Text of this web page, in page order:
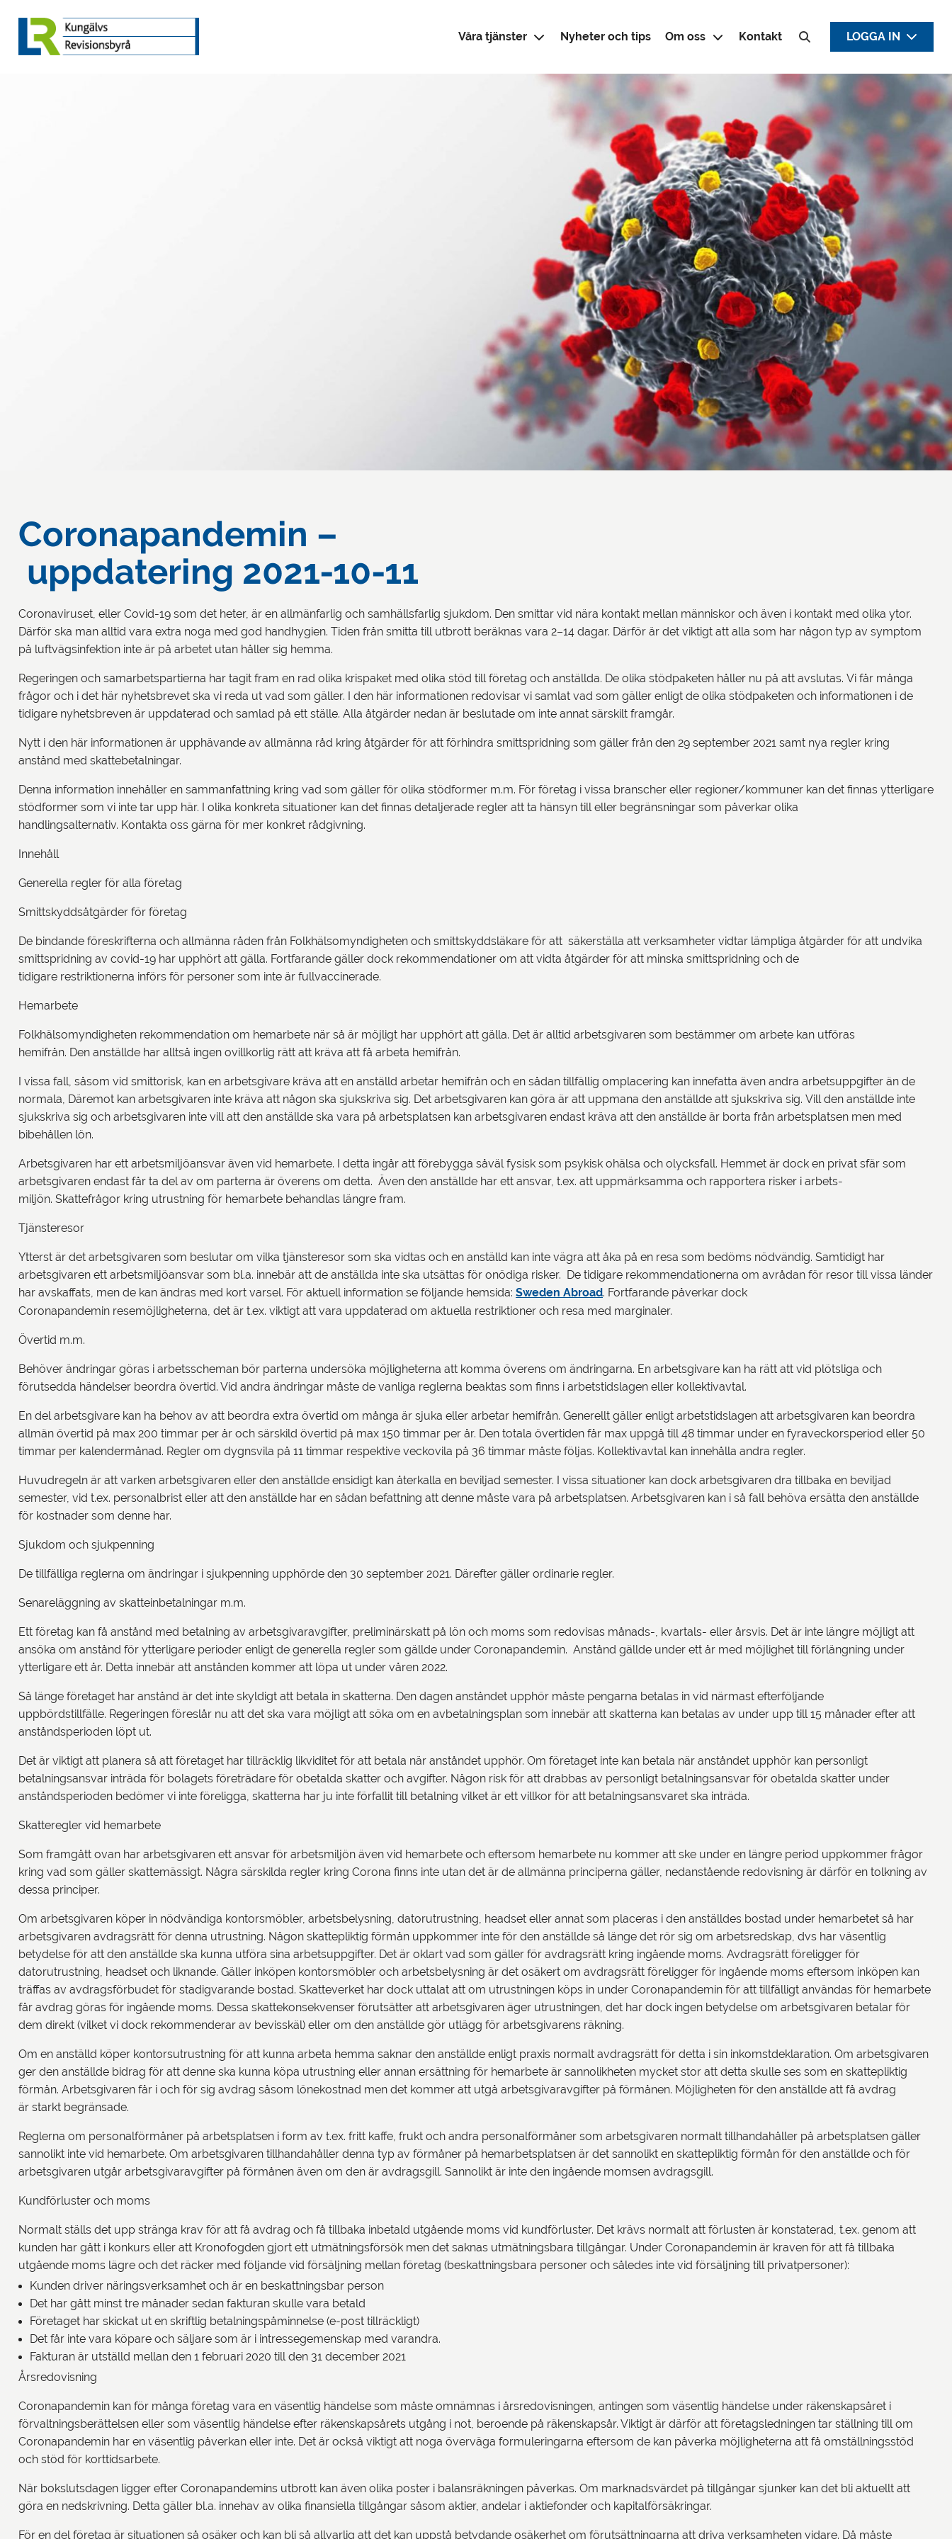
Våra tjänster Nyheter och tips Om oss Kontakt
Sök efter:
LOGGA IN
Coronapandemin –
uppdatering 2021-10-11
Coronaviruset, eller Covid-19 som det heter, är en allmänfarlig och samhällsfarlig sjukdom. Den smittar vid nära kontakt mellan människor och även i kontakt med olika ytor.
Därför ska man alltid vara extra noga med god handhygien. Tiden från smitta till utbrott beräknas vara 2–14 dagar. Därför är det viktigt att alla som har någon typ av symptom
på luftvägsinfektion inte är på arbetet utan håller sig hemma.
Regeringen och samarbetspartierna har tagit fram en rad olika krispaket med olika stöd till företag och anställda. De olika stödpaketen håller nu på att avslutas. Vi får många
frågor och i det här nyhetsbrevet ska vi reda ut vad som gäller. I den här informationen redovisar vi samlat vad som gäller enligt de olika stödpaketen och informationen i de
tidigare nyhetsbreven är uppdaterad och samlad på ett ställe. Alla åtgärder nedan är beslutade om inte annat särskilt framgår.
Nytt i den här informationen är upphävande av allmänna råd kring åtgärder för att förhindra smittspridning som gäller från den 29 september 2021 samt nya regler kring
anstånd med skattebetalningar.
Denna information innehåller en sammanfattning kring vad som gäller för olika stödformer m.m. För företag i vissa branscher eller regioner/kommuner kan det finnas ytterligare
stödformer som vi inte tar upp här. I olika konkreta situationer kan det finnas detaljerade regler att ta hänsyn till eller begränsningar som påverkar olika
handlingsalternativ. Kontakta oss gärna för mer konkret rådgivning.
Innehåll
Generella regler för alla företag
Smittskyddsåtgärder för företag
De bindande föreskrifterna och allmänna råden från Folkhälsomyndigheten och smittskyddsläkare för att säkerställa att verksamheter vidtar lämpliga åtgärder för att undvika
smittspridning av covid-19 har upphört att gälla. Fortfarande gäller dock rekommendationer om att vidta åtgärder för att minska smittspridning och de
tidigare restriktionerna införs för personer som inte är fullvaccinerade.
Hemarbete
Folkhälsomyndigheten rekommendation om hemarbete när så är möjligt har upphört att gälla. Det är alltid arbetsgivaren som bestämmer om arbete kan utföras
hemifrån. Den anställde har alltså ingen ovillkorlig rätt att kräva att få arbeta hemifrån.
I vissa fall, såsom vid smittorisk, kan en arbetsgivare kräva att en anställd arbetar hemifrån och en sådan tillfällig omplacering kan innefatta även andra arbetsuppgifter än de
normala, Däremot kan arbetsgivaren inte kräva att någon ska sjukskriva sig. Det arbetsgivaren kan göra är att uppmana den anställde att sjukskriva sig. Vill den anställde inte
sjukskriva sig och arbetsgivaren inte vill att den anställde ska vara på arbetsplatsen kan arbetsgivaren endast kräva att den anställde är borta från arbetsplatsen men med
bibehållen lön.
Arbetsgivaren har ett arbetsmiljöansvar även vid hemarbete. I detta ingår att förebygga såväl fysisk som psykisk ohälsa och olycksfall. Hemmet är dock en privat sfär som
arbetsgivaren endast får ta del av om parterna är överens om detta. Även den anställde har ett ansvar, t.ex. att uppmärksamma och rapportera risker i arbets-
miljön. Skattefrågor kring utrustning för hemarbete behandlas längre fram.
Tjänsteresor
Ytterst är det arbetsgivaren som beslutar om vilka tjänsteresor som ska vidtas och en anställd kan inte vägra att åka på en resa som bedöms nödvändig. Samtidigt har
arbetsgivaren ett arbetsmiljöansvar som bl.a. innebär att de anställda inte ska utsättas för onödiga risker. De tidigare rekommendationerna om avrådan för resor till vissa länder
har avskaffats, men de kan ändras med kort varsel. För aktuell information se följande hemsida: Sweden Abroad. Fortfarande påverkar dock
Coronapandemin resemöjligheterna, det är t.ex. viktigt att vara uppdaterad om aktuella restriktioner och resa med marginaler.
Övertid m.m.
Behöver ändringar göras i arbetsscheman bör parterna undersöka möjligheterna att komma överens om ändringarna. En arbetsgivare kan ha rätt att vid plötsliga och
förutsedda händelser beordra övertid. Vid andra ändringar måste de vanliga reglerna beaktas som finns i arbetstidslagen eller kollektivavtal.
En del arbetsgivare kan ha behov av att beordra extra övertid om många är sjuka eller arbetar hemifrån. Generellt gäller enligt arbetstidslagen att arbetsgivaren kan beordra
allmän övertid på max 200 timmar per år och särskild övertid på max 150 timmar per år. Den totala övertiden får max uppgå till 48 timmar under en fyraveckorsperiod eller 50
timmar per kalendermånad. Regler om dygnsvila på 11 timmar respektive veckovila på 36 timmar måste följas. Kollektivavtal kan innehålla andra regler.
Huvudregeln är att varken arbetsgivaren eller den anställde ensidigt kan återkalla en beviljad semester. I vissa situationer kan dock arbetsgivaren dra tillbaka en beviljad
semester, vid t.ex. personalbrist eller att den anställde har en sådan befattning att denne måste vara på arbetsplatsen. Arbetsgivaren kan i så fall behöva ersätta den anställde
för kostnader som denne har.
Sjukdom och sjukpenning
De tillfälliga reglerna om ändringar i sjukpenning upphörde den 30 september 2021. Därefter gäller ordinarie regler.
Senareläggning av skatteinbetalningar m.m.
Ett företag kan få anstånd med betalning av arbetsgivaravgifter, preliminärskatt på lön och moms som redovisas månads-, kvartals- eller årsvis. Det är inte längre möjligt att
ansöka om anstånd för ytterligare perioder enligt de generella regler som gällde under Coronapandemin. Anstånd gällde under ett år med möjlighet till förlängning under
ytterligare ett år. Detta innebär att anstånden kommer att löpa ut under våren 2022.
Så länge företaget har anstånd är det inte skyldigt att betala in skatterna. Den dagen anståndet upphör måste pengarna betalas in vid närmast efterföljande
uppbördstillfälle. Regeringen föreslår nu att det ska vara möjligt att söka om en avbetalningsplan som innebär att skatterna kan betalas av under upp till 15 månader efter att
anståndsperioden löpt ut.
Det är viktigt att planera så att företaget har tillräcklig likviditet för att betala när anståndet upphör. Om företaget inte kan betala när anståndet upphör kan personligt
betalningsansvar inträda för bolagets företrädare för obetalda skatter och avgifter. Någon risk för att drabbas av personligt betalningsansvar för obetalda skatter under
anståndsperioden bedömer vi inte föreligga, skatterna har ju inte förfallit till betalning vilket är ett villkor för att betalningsansvaret ska inträda.
Skatteregler vid hemarbete
Som framgått ovan har arbetsgivaren ett ansvar för arbetsmiljön även vid hemarbete och eftersom hemarbete nu kommer att ske under en längre period uppkommer frågor
kring vad som gäller skattemässigt. Några särskilda regler kring Corona finns inte utan det är de allmänna principerna gäller, nedanstående redovisning är därför en tolkning av
dessa principer.
Om arbetsgivaren köper in nödvändiga kontorsmöbler, arbetsbelysning, datorutrustning, headset eller annat som placeras i den anställdes bostad under hemarbetet så har
arbetsgivaren avdragsrätt för denna utrustning. Någon skattepliktig förmån uppkommer inte för den anställde så länge det rör sig om arbetsredskap, dvs har väsentlig
betydelse för att den anställde ska kunna utföra sina arbetsuppgifter. Det är oklart vad som gäller för avdragsrätt kring ingående moms. Avdragsrätt föreligger för
datorutrustning, headset och liknande. Gäller inköpen kontorsmöbler och arbetsbelysning är det osäkert om avdragsrätt föreligger för ingående moms eftersom inköpen kan
träffas av avdragsförbudet för stadigvarande bostad. Skatteverket har dock uttalat att om utrustningen köps in under Coronapandemin för att tillfälligt användas för hemarbete
får avdrag göras för ingående moms. Dessa skattekonsekvenser förutsätter att arbetsgivaren äger utrustningen, det har dock ingen betydelse om arbetsgivaren betalar för
dem direkt (vilket vi dock rekommenderar av bevisskäl) eller om den anställde gör utlägg för arbetsgivarens räkning.
Om en anställd köper kontorsutrustning för att kunna arbeta hemma saknar den anställde enligt praxis normalt avdragsrätt för detta i sin inkomstdeklaration. Om arbetsgivaren
ger den anställde bidrag för att denne ska kunna köpa utrustning eller annan ersättning för hemarbete är sannolikheten mycket stor att detta skulle ses som en skattepliktig
förmån. Arbetsgivaren får i och för sig avdrag såsom lönekostnad men det kommer att utgå arbetsgivaravgifter på förmånen. Möjligheten för den anställde att få avdrag
är starkt begränsade.
Reglerna om personalförmåner på arbetsplatsen i form av t.ex. fritt kaffe, frukt och andra personalförmåner som arbetsgivaren normalt tillhandahåller på arbetsplatsen gäller
sannolikt inte vid hemarbete. Om arbetsgivaren tillhandahåller denna typ av förmåner på hemarbetsplatsen är det sannolikt en skattepliktig förmån för den anställde och för
arbetsgivaren utgår arbetsgivaravgifter på förmånen även om den är avdragsgill. Sannolikt är inte den ingående momsen avdragsgill.
Kundförluster och moms
Normalt ställs det upp stränga krav för att få avdrag och få tillbaka inbetald utgående moms vid kundförluster. Det krävs normalt att förlusten är konstaterad, t.ex. genom att
kunden har gått i konkurs eller att Kronofogden gjort ett utmätningsförsök men det saknas utmätningsbara tillgångar. Under Coronapandemin är kraven för att få tillbaka
utgående moms lägre och det räcker med följande vid försäljning mellan företag (beskattningsbara personer och således inte vid försäljning till privatpersoner):
Kunden driver näringsverksamhet och är en beskattningsbar person
Det har gått minst tre månader sedan fakturan skulle vara betald
Företaget har skickat ut en skriftlig betalningspåminnelse (e-post tillräckligt)
Det får inte vara köpare och säljare som är i intressegemenskap med varandra.
Fakturan är utställd mellan den 1 februari 2020 till den 31 december 2021
Årsredovisning
Coronapandemin kan för många företag vara en väsentlig händelse som måste omnämnas i årsredovisningen, antingen som väsentlig händelse under räkenskapsåret i
förvaltningsberättelsen eller som väsentlig händelse efter räkenskapsårets utgång i not, beroende på räkenskapsår. Viktigt är därför att företagsledningen tar ställning till om
Coronapandemin har en väsentlig påverkan eller inte. Det är också viktigt att noga överväga formuleringarna eftersom de kan påverka möjligheterna att få omställningsstöd
och stöd för korttidsarbete.
När bokslutsdagen ligger efter Coronapandemins utbrott kan även olika poster i balansräkningen påverkas. Om marknadsvärdet på tillgångar sjunker kan det bli aktuellt att
göra en nedskrivning. Detta gäller bl.a. innehav av olika finansiella tillgångar såsom aktier, andelar i aktiefonder och kapitalförsäkringar.
För en del företag är situationen så osäker och kan bli så allvarlig att det kan uppstå betydande osäkerhet om förutsättningarna att driva verksamheten vidare. Då måste